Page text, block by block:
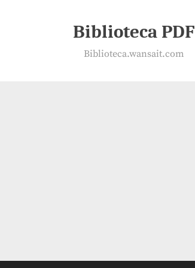
Biblioteca PDF
Biblioteca.wansait.com